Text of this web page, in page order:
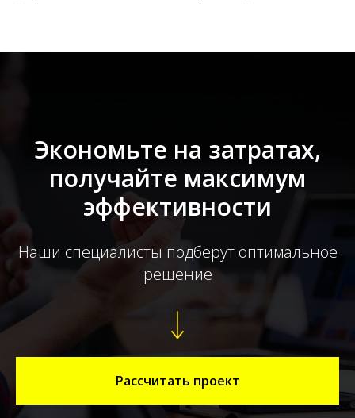
Экономьте на затратах,
получайте максимум
эффективности
Наши специалисты подберут оптимальное
решение
Рассчитать проект